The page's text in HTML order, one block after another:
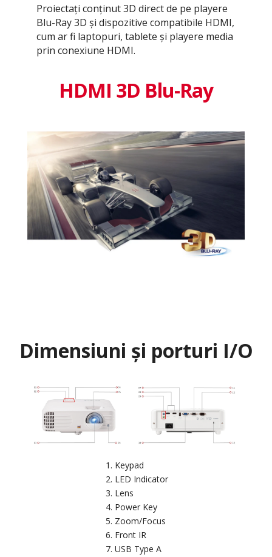
Proiectați conținut 3D direct de pe playere
Blu-Ray 3D și dispozitive compatibile HDMI,
cum ar fi laptopuri, tablete și playere media
prin conexiune HDMI.
HDMI 3D Blu-Ray
Dimensiuni și porturi I/O
Keypad
LED Indicator
Lens
Power Key
Zoom/Focus
Front IR
USB Type A